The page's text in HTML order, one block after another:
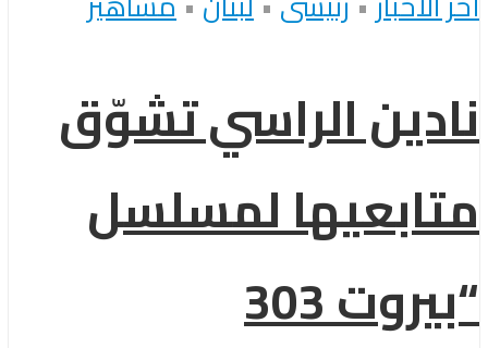
نادين الراسي تشوّق
متابعيها لمسلسل
“بيروت 303